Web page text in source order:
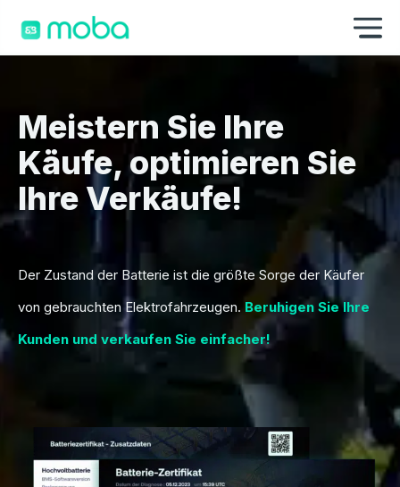
Meistern Sie Ihre
Käufe, optimieren Sie
Ihre Verkäufe!
Der Zustand der Batterie ist die größte Sorge der Käufer
von gebrauchten Elektrofahrzeugen. Beruhigen Sie Ihre
Kunden und verkaufen Sie einfacher!